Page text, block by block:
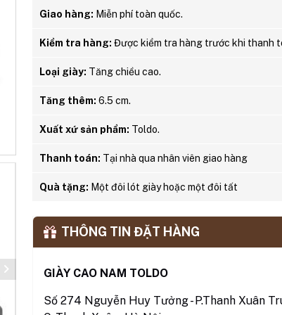
Giao hàng: Miễn phí toàn quốc.
Kiểm tra hàng: Được kiểm tra hàng trước khi thanh
Loại giày: Tăng chiều cao.
Tăng thêm: 6.5 cm.
Xuất xứ sản phẩm: Toldo.
Thanh toán: Tại nhà qua nhân viên giao hàng
Quà tặng: Một đôi lót giày hoặc một đôi tất
THÔNG TIN ĐẶT HÀNG
GIÀY CAO NAM TOLDO
Số 274 Nguyễn Huy Tưởng - P.Thanh Xuân